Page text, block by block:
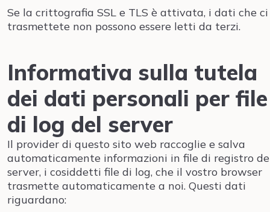
Se la crittografia SSL e TLS è attivata, i dati che ci
trasmettete non possono essere letti da terzi.
Informativa sulla tutela
dei dati personali per file
di log del server
Il provider di questo sito web raccoglie e salva
automaticamente informazioni in file di registro
server, i cosiddetti file di log, che il vostro browser
trasmette automaticamente a noi. Questi dati
riguardano: